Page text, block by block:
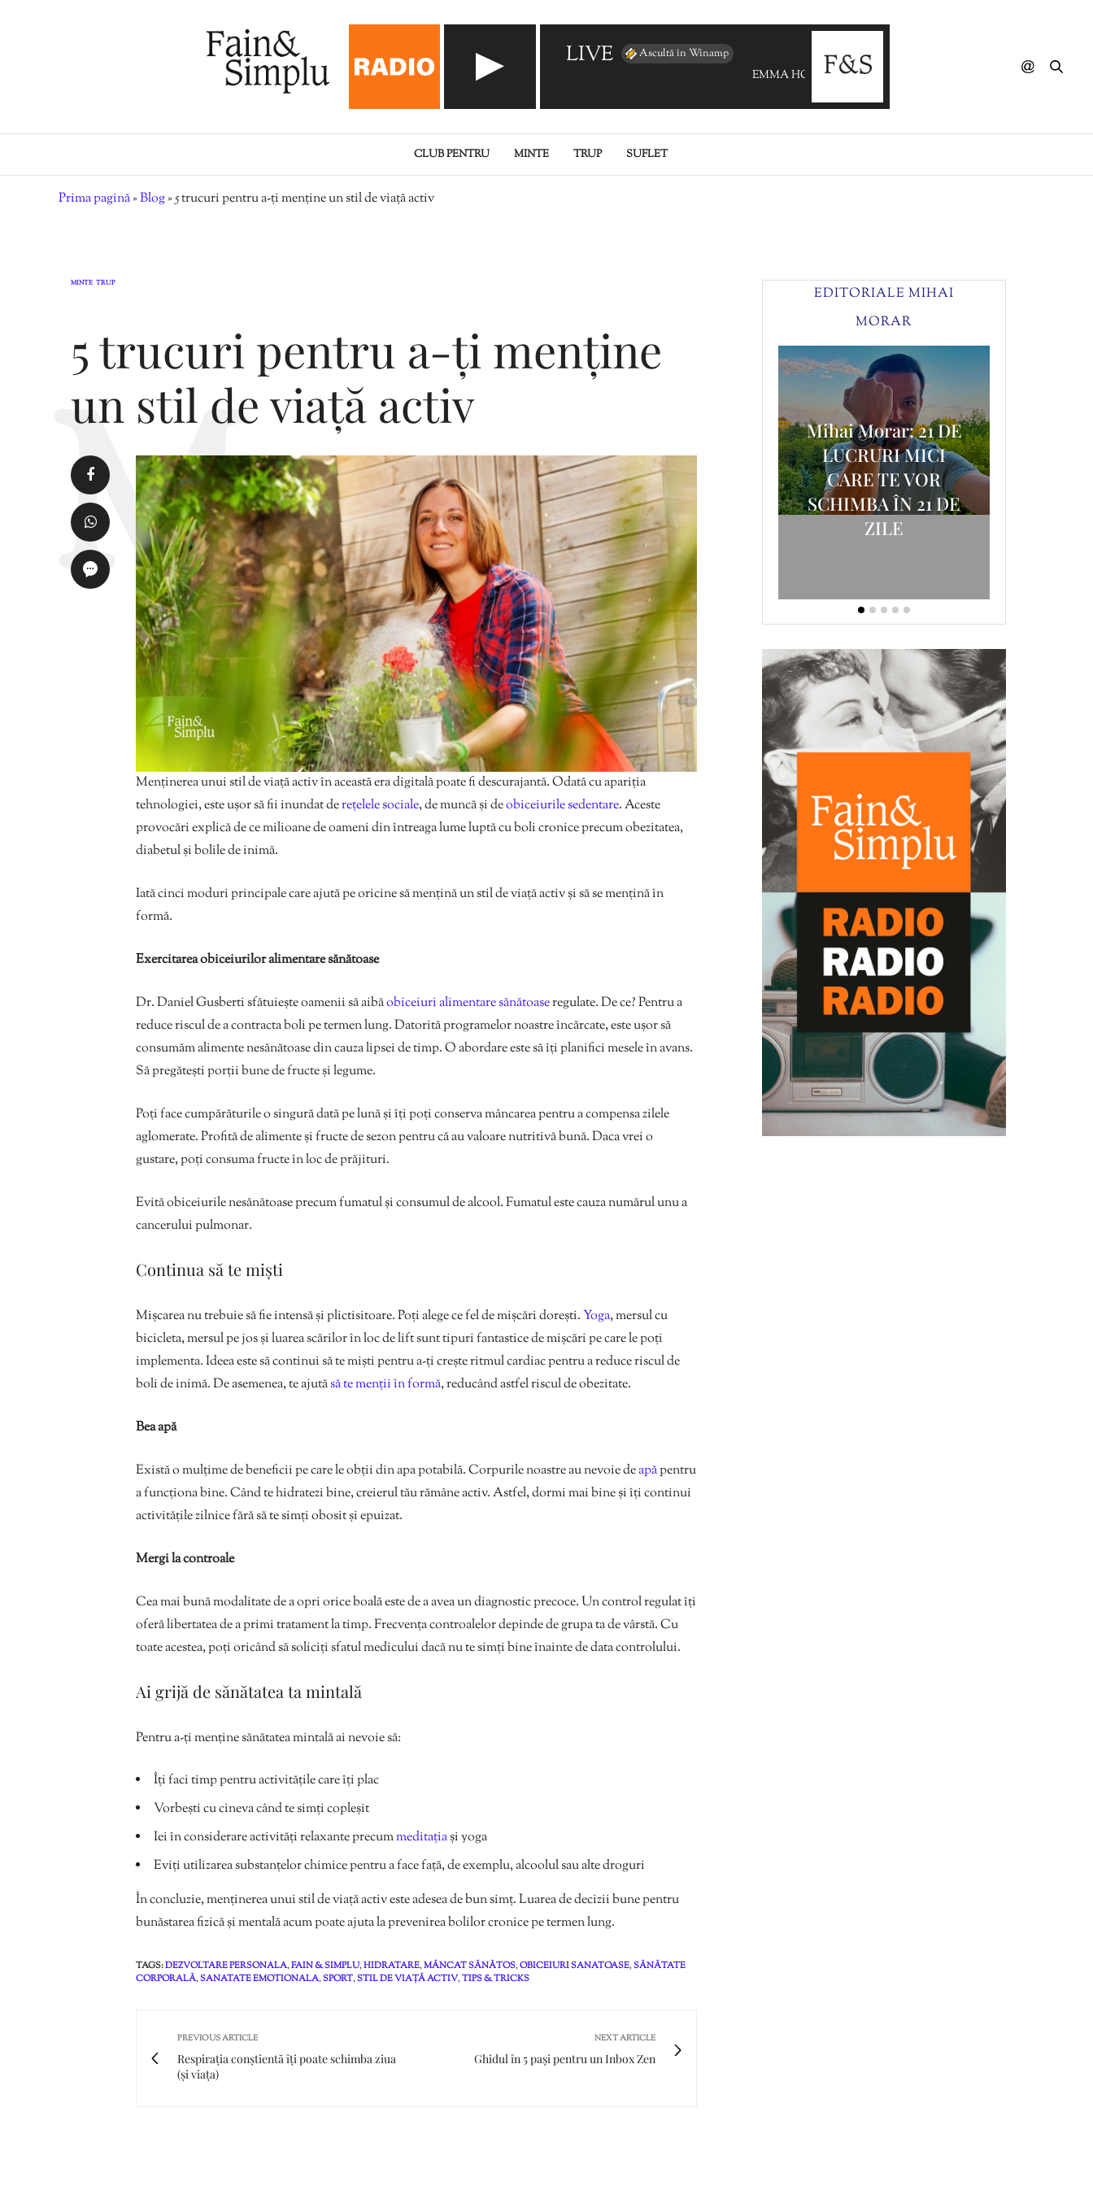
LIVE Ascultă în Winamp
EMMA HOET - Un Jour Ou Deux
CLUB PENTRU MINTE TRUP SUFLET
Prima pagină»Blog»5 trucuri pentru a-ți menține un stil de viață activ
MINTE TRUP
5 trucuri pentru a-ți menține
un stil de viață activ
Menținerea unui stil de viață activ în această era digitală poate fi descurajantă. Odată cu apariția
tehnologiei, este ușor să fii inundat derețelele sociale, de muncă și deobiceiurile sedentare. Aceste
provocări explică de ce milioane de oameni din întreaga lume luptă cu boli cronice precum obezitatea,
diabetul și bolile de inimă.
Iată cinci moduri principale care ajută pe oricine să mențină un stil de viață activ și să se mențină în
formă.
Exercitarea obiceiurilor alimentare sănătoase
Dr. Daniel Gusberti sfătuiește oamenii să aibăobiceiuri alimentare sănătoaseregulate. De ce? Pentru a
reduce riscul de a contracta boli pe termen lung. Datorită programelor noastre încărcate, este ușor să
consumăm alimente nesănătoase din cauza lipsei de timp. O abordare este să îți planifici mesele în avans.
Să pregătești porții bune de fructe și legume.
Poți face cumpărăturile o singură dată pe lună și îți poți conserva mâncarea pentru a compensa zilele
aglomerate. Profită de alimente și fructe de sezon pentru că au valoare nutritivă bună. Daca vrei o
gustare, poți consuma fructe în loc de prăjituri.
Evită obiceiurile nesănătoase precum fumatul și consumul de alcool. Fumatul este cauza numărul unu a
cancerului pulmonar.
Continua să te miști
Mișcarea nu trebuie să fie intensă și plictisitoare. Poți alege ce fel de mișcări dorești.Yoga, mersul cu
bicicleta, mersul pe jos și luarea scărilor în loc de lift sunt tipuri fantastice de mișcări pe care le poți
implementa. Ideea este să continui să te miști pentru a-ți crește ritmul cardiac pentru a reduce riscul de
boli de inimă. De asemenea, te ajutăsă te menții în formă, reducând astfel riscul de obezitate.
Bea apă
Există o mulțime de beneficii pe care le obții din apa potabilă. Corpurile noastre au nevoie deapăpentru
a funcționa bine. Când te hidratezi bine, creierul tău rămâne activ. Astfel, dormi mai bine și îți continui
activitățile zilnice fără să te simți obosit și epuizat.
Mergi la controale
Cea mai bună modalitate de a opri orice boală este de a avea un diagnostic precoce. Un control regulat îți
oferă libertatea de a primi tratament la timp. Frecvența controalelor depinde de grupa ta de vârstă. Cu
toate acestea, poți oricând să soliciți sfatul medicului dacă nu te simți bine înainte de data controlului.
Ai grijă de sănătatea ta mintală
Pentru a-ți menține sănătatea mintală ai nevoie să:
Îți faci timp pentru activitățile care îți plac
Vorbești cu cineva când te simți copleșit
Iei în considerare activități relaxante precummeditațiași yoga
Eviți utilizarea substanțelor chimice pentru a face față, de exemplu, alcoolul sau alte droguri
În concluzie, menținerea unui stil de viață activ este adesea de bun simț. Luarea de decizii bune pentru
bunăstarea fizică și mentală acum poate ajuta la prevenirea bolilor cronice pe termen lung.
TAGS:DEZVOLTARE PERSONALA,FAIN & SIMPLU,HIDRATARE,MÂNCAT SĂNĂTOS,OBICEIURI SANATOASE,SĂNĂTATE
CORPORALĂ,SANATATE EMOTIONALA,SPORT,STIL DE VIAȚĂ ACTIV,TIPS & TRICKS
PREVIOUS ARTICLE
Respirația conștientă îți poate schimba ziua
(și viața)
NEXT ARTICLE
Ghidul în 5 pași pentru un Inbox Zen
EDITORIALE MIHAI
MORAR
Morar: CUM L-AM
SALVAT PE FĂT-
FRUMOS
Mihai Morar: 21 DE
LUCRURI MICI
CARE TE VOR
SCHIMBA ÎN 21 DE
ZILE